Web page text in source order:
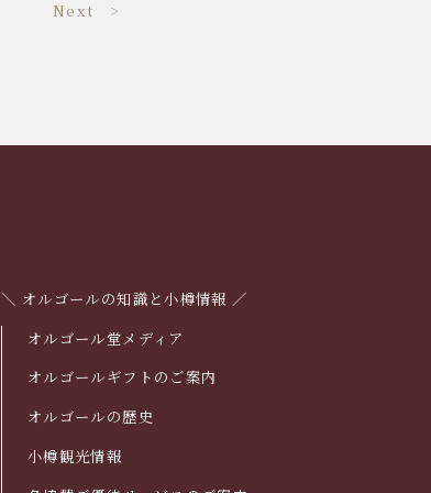
Next >
＼ オルゴールの知識と小樽情報 ／
オルゴール堂メディア
オルゴールギフトのご案内
オルゴールの歴史
小樽観光情報